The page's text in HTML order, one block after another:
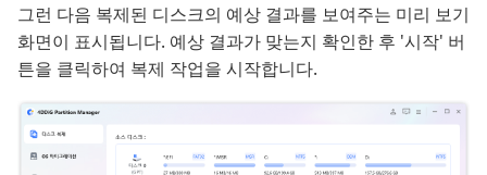
그런 다음 복제된 디스크의 예상 결과를 보여주는 미리 보기
화면이 표시됩니다. 예상 결과가 맞는지 확인한 후 '시작' 버
튼을 클릭하여 복제 작업을 시작합니다.